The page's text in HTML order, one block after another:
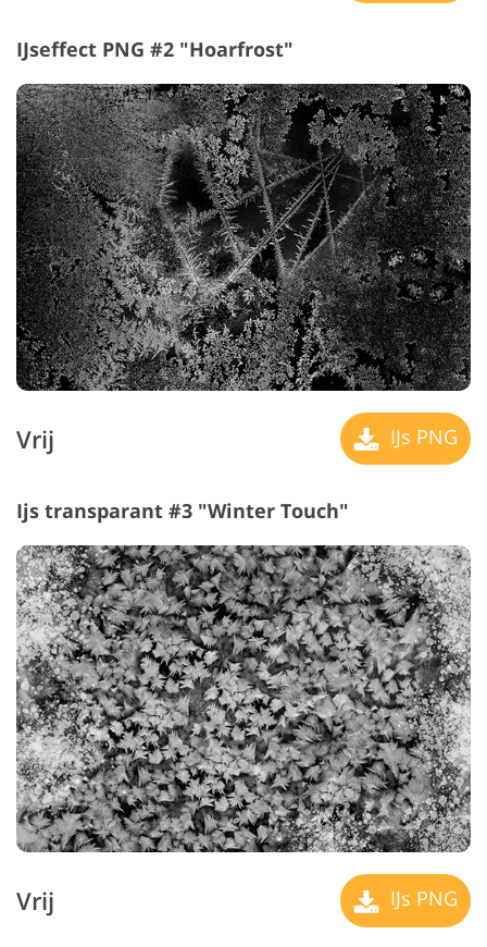
IJseffect PNG #2 "Hoarfrost"
Vrij IJs PNG
Ijs transparant #3 "Winter Touch"
Vrij IJs PNG